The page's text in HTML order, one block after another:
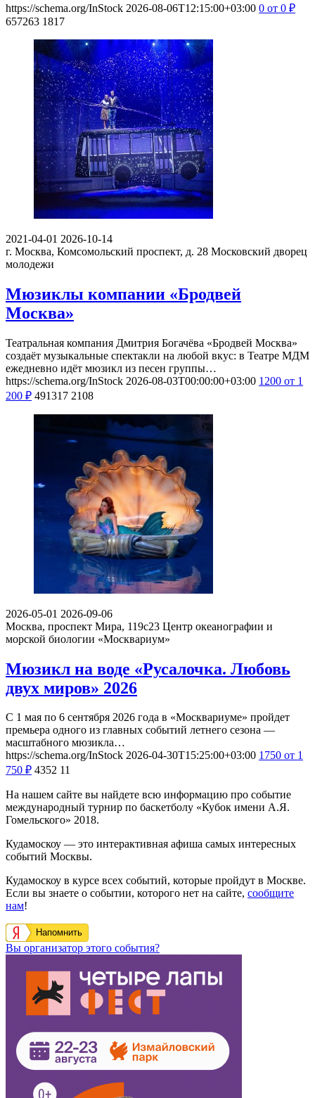
https://schema.org/InStock 2026-08-06T12:15:00+03:00 0 от 0 ₽
657263 1817
2021-04-01 2026-10-14
г. Москва, Комсомольский проспект, д. 28 Московский дворец
молодежи
Мюзиклы компании «Бродвей
Москва»
Театральная компания Дмитрия Богачёва «Бродвей Москва»
создаёт музыкальные спектакли на любой вкус: в Театре МДМ
ежедневно идёт мюзикл из песен группы…
https://schema.org/InStock 2026-08-03T00:00:00+03:00 1200 от 1
200 ₽ 491317 2108
2026-05-01 2026-09-06
Москва, проспект Мира, 119с23 Центр океанографии и
морской биологии «Москвариум»
Мюзикл на воде «Русалочка. Любовь
двух миров» 2026
С 1 мая по 6 сентября 2026 года в «Москвариуме» пройдет
премьера одного из главных событий летнего сезона —
масштабного мюзикла…
https://schema.org/InStock 2026-04-30T15:25:00+03:00 1750 от 1
750 ₽ 4352 11
На нашем сайте вы найдете всю информацию про событие
международный турнир по баскетболу «Кубок имени А.Я.
Гомельского» 2018.
Кудамоскоу — это интерактивная афиша самых интересных
событий Москвы.
Кудамоскоу в курсе всех событий, которые пройдут в Москве.
Если вы знаете о событии, которого нет на сайте, сообщите
нам!
Напомнить
Вы организатор этого события?